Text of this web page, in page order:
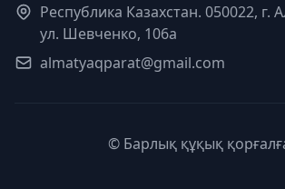
Республика Казахстан. 050022, г.
ул. Шевченко, 106а
almatyaqparat@gmail.com
© Барлық құқық